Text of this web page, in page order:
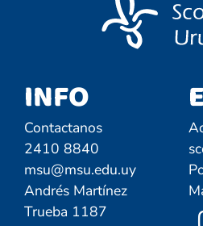
INFO
Contactanos
2410 8840
msu@msu.edu.uy
Andrés Martínez
Trueba 1187